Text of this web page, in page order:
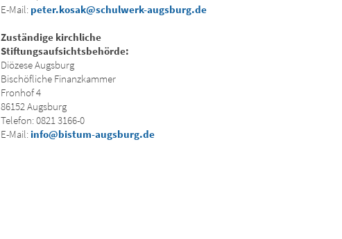
E-Mail: peter.kosak@schulwerk-augsburg.de
Zuständige kirchliche
Stiftungsaufsichtsbehörde:
Diözese Augsburg
Bischöfliche Finanzkammer
Fronhof 4
86152 Augsburg
Telefon: 0821 3166-0
E-Mail:info@bistum-augsburg.de